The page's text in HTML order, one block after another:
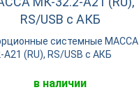
системные МАССА
(RU), RS/USB с АКБ
в наличии